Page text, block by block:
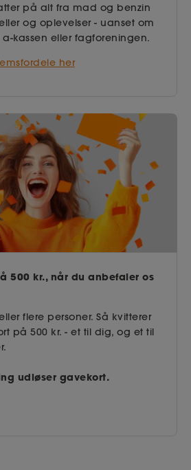
på alt fra mad og benzin
og oplevelser - uanset om
kassen eller fagforeningen.
her
500 kr., når du anbefaler os
flere personer. Så kvitterer
på 500 kr. - et til dig, og et til
udløser gavekort.